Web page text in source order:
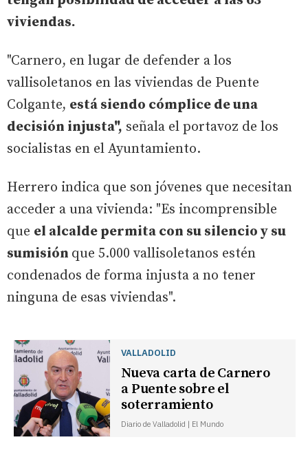
viviendas.
"Carnero, en lugar de defender a los
vallisoletanos en las viviendas de Puente
Colgante, está siendo cómplice de una
decisión injusta", señala el portavoz de los
socialistas en el Ayuntamiento.
Herrero indica que son jóvenes que necesitan
acceder a una vivienda: "Es incomprensible
que el alcalde permita con su silencio y su
sumisión que 5.000 vallisoletanos estén
condenados de forma injusta a no tener
ninguna de esas viviendas".
VALLADOLID
Nueva carta de Carnero
a Puente sobre el
soterramiento
Diario de Valladolid | El Mundo